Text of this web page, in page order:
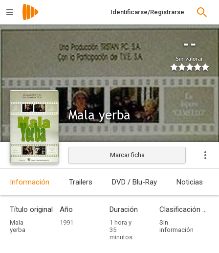
Identificarse/Registrarse
--
Sin valorar
Mala yerba
Estrenada
Marcar ficha
Información Trailers DVD / Blu-Ray Noticias
Título original
Mala
yerba
Año
1991
Duración
1 hora y
35
minutos
Clasificación por edades
Sin
información